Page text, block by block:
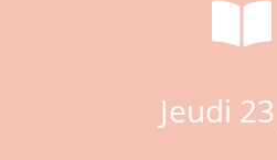
Jeudi